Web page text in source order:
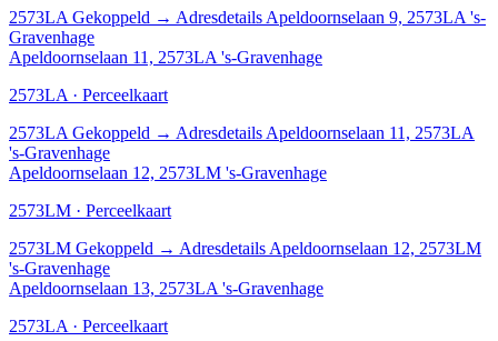
2573LA Gekoppeld → Adresdetails Apeldoornselaan 9, 2573LA 's-
Gravenhage
Apeldoornselaan 11, 2573LA 's-Gravenhage
2573LA · Perceelkaart
2573LA Gekoppeld → Adresdetails Apeldoornselaan 11, 2573LA
's-Gravenhage
Apeldoornselaan 12, 2573LM 's-Gravenhage
2573LM · Perceelkaart
2573LM Gekoppeld → Adresdetails Apeldoornselaan 12, 2573LM
's-Gravenhage
Apeldoornselaan 13, 2573LA 's-Gravenhage
2573LA · Perceelkaart